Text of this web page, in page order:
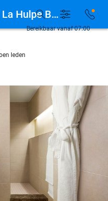
beschikbaar
beschikbaar
leden
Bereikbaar vanaf 07:00
Brussels